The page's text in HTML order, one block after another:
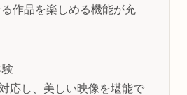
作品を楽しめる機能が充
応し、美しい映像を堪能で